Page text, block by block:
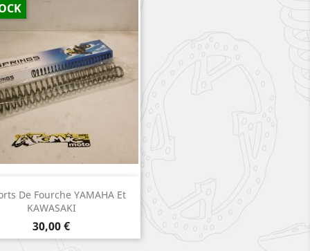
De Fourche YAMAHA Et
KAWASAKI
Prix
30,00 €
Aperçu rapide